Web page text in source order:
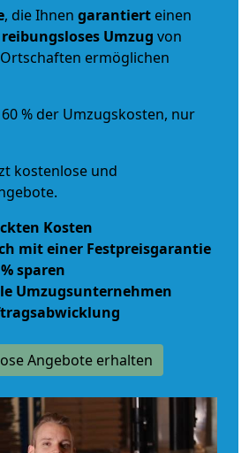
, die Ihnen garantiert einen
reibungsloses Umzug von
ermöglichen
% der Umzugskosten, nur
kostenlose und
Kosten
mit einer Festpreisgarantie
sparen
Umzugsunternehmen
Angebote erhalten